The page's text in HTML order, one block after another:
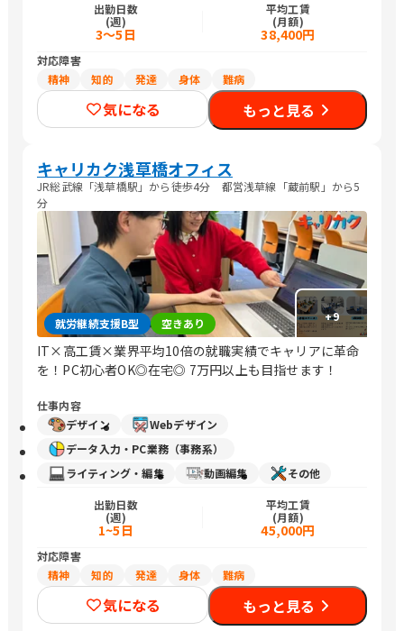
出勤日数
(週)
3～5日
平均工賃
(月額)
38,400円
対応障害
精神
知的 発達 身体 難病
気になる もっと見る
キャリカク浅草橋オフィス
JR総武線「浅草橋駅」から徒歩4分 都営浅草線「蔵前駅」から5
分
+9
就労継続支援B型 空きあり
IT×高工賃×業界平均10倍の就職実績でキャリアに革命
を！PC初心者OK◎在宅◎ 7万円以上も目指せます！
仕事内容
デザイン
Webデザイン
データ入力・PC業務（事務系）
ライティング・編集
動画編集 その他
出勤日数
(週)
1~5日
平均工賃
(月額)
45,000円
対応障害
精神
知的 発達 身体 難病
気になる もっと見る